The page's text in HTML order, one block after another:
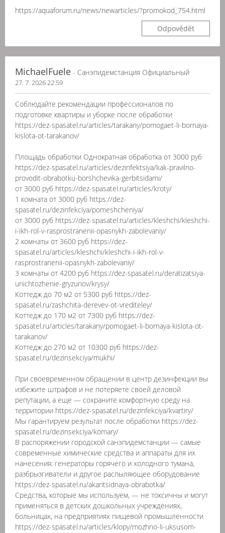
https://aquaforum.ru/news/newarticles/?promokod_754.html
Odpovědět
MichaelFuele - Санэпидемстанция Официальный
27. 7. 2026 22:59
Соблюдайте рекомендации профессионалов по
подготовке квартиры и уборке после обработки
https://dez-spasatel.ru/articles/tarakany/pomogaet-li-bornaya-
kislota-ot-tarakanov/
Площадь обработки Однократная обработка от 3000 руб
https://dez-spasatel.ru/articles/dezinfektsiya/kak-pravilno-
provodit-obrabotku-borshchevika-gerbitsidami/
от 3000 руб https://dez-spasatel.ru/articles/kroty/
1 комната от 3000 руб https://dez-
spasatel.ru/dezinfekciya/pomeshcheniya/
от 3000 руб https://dez-spasatel.ru/articles/kleshchi/kleshchi-
i-ikh-rol-v-rasprostranenii-opasnykh-zabolevaniy/
2 комнаты от 3600 руб https://dez-
spasatel.ru/articles/kleshchi/kleshchi-i-ikh-rol-v-
rasprostranenii-opasnykh-zabolevaniy/
3 комнаты от 4200 руб https://dez-spasatel.ru/deratizatsiya-
unichtozhenie-gryzunov/krysy/
Коттедж до 70 м2 от 5300 руб https://dez-
spasatel.ru/zashchita-derevev-ot-vrediteley/
Коттедж до 170 м2 от 7300 руб https://dez-
spasatel.ru/articles/tarakany/pomogaet-li-bornaya-kislota-ot-
tarakanov/
Коттедж до 270 м2 от 10300 руб https://dez-
spasatel.ru/dezinsekciya/mukhi/
При своевременном обращении в центр дезинфекции вы
избежите штрафов и не потеряете своей деловой
репутации, а еще — сохраните комфортную среду на
территории https://dez-spasatel.ru/dezinfekciya/kvartiry/
Мы гарантируем результат после обработки https://dez-
spasatel.ru/dezinsekciya/komary/
В распоряжении городской санэпидемстанции — самые
современные химические средства и аппараты для их
нанесения: генераторы горячего и холодного тумана,
разбрызгиватели и другое распыляющее оборудование
https://dez-spasatel.ru/akaritsidnaya-obrabotka/
Средства, которые мы используем, — не токсичны и могут
применяться в детских дошкольных учреждениях,
больницах, на предприятиях пищевой промышленности
https://dez-spasatel.ru/articles/klopy/mozhno-li-uksusom-